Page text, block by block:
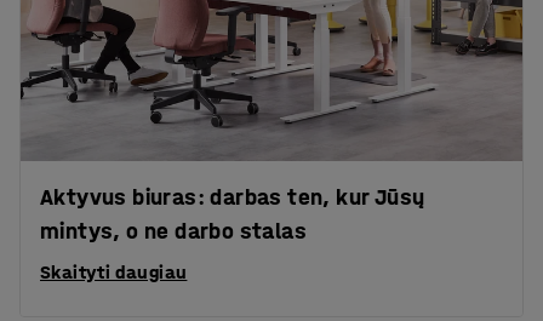
Aktyvus biuras: darbas ten, kur Jūsų
mintys, o ne darbo stalas
Skaityti daugiau